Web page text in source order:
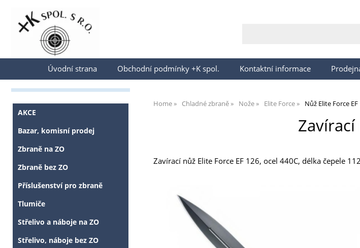
Přihlásit se
Úvodní strana Obchodní podmínky +K spol. Kontaktní informace
Home Chladné zbraně Nože Elite Force Nůž Elite Force EF
Zavírací
Zavírací nůž Elite Force EF 126, ocel 440C, délka čepele
AKCE
Bazar, komisní prodej
Zbraně na ZO
Zbraně bez ZO
Příslušenství pro zbraně
Tlumiče
Střelivo a náboje na ZO
Střelivo, náboje bez ZO